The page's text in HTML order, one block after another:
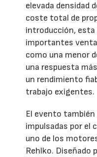
elevada densidad
coste total de
introducción, esta
importantes
como una menor
una respuesta
un rendimiento
trabajo exigentes.
El evento
impulsadas por el
uno de los
Rehlko. Diseñado